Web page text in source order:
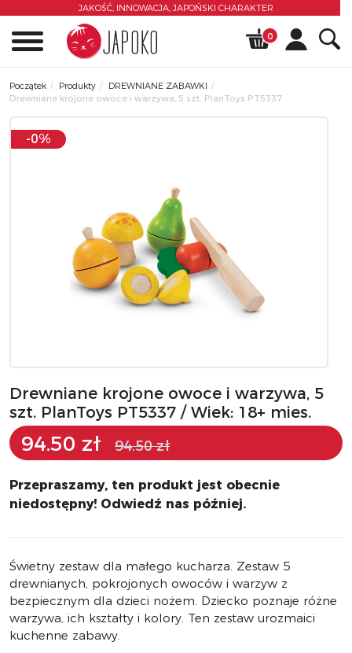
JAKOŚĆ, INNOWACJA, JAPOŃSKI CHARAKTER
0
Początek Produkty
DREWNIANE ZABAWKI
Drewniane krojone owoce i warzywa, 5 szt. PlanToys PT5337
-0%
Drewniane krojone owoce i warzywa, 5
szt. PlanToys PT5337 / Wiek: 18+ mies.
94.50 zł 94.50 zł
Przepraszamy, ten produkt jest obecnie
niedostępny! Odwiedź nas później.
Świetny zestaw dla małego kucharza. Zestaw 5
drewnianych, pokrojonych owoców i warzyw z
bezpiecznym dla dzieci nożem. Dziecko poznaje różne
warzywa, ich kształty i kolory. Ten zestaw urozmaici
kuchenne zabawy.